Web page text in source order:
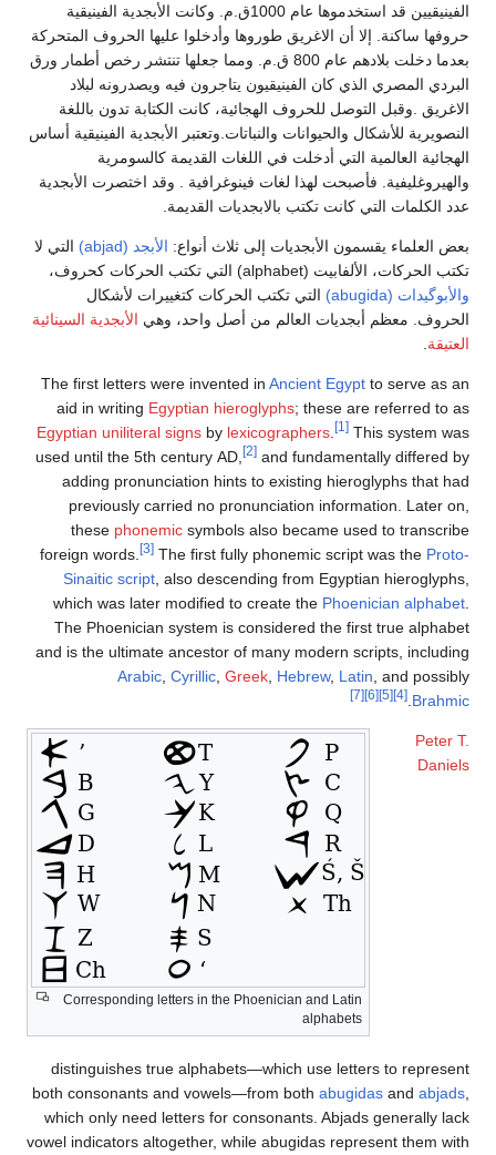
الفينيقيين قد استخدموها عام 1000ق.م. وكانت الأبجدية الفينيقية
حروفها ساكنة. إلا أن الاغريق طوروها وأدخلوا عليها الحروف المتحركة
بعدما دخلت بلادهم عام 800 ق.م. ومما جعلها تنتشر رخص أطمار ورق
البردي المصري الذي كان الفينيقيون يتاجرون فيه ويصدرونه لبلاد
الاغريق .وقبل التوصل للحروف الهجائية، كانت الكتابة تدون باللغة
النصويرية للأشكال والحيوانات والنباتات.وتعتبر الأبجدية الفينيقية أساس
الهجائية العالمية التي أدخلت في اللغات القديمة كالسومرية
والهيروغليفية. فأصبحت لهذا لغات فينوغرافية . وقد اختصرت الأبجدية
عدد الكلمات التي كانت تكتب بالابجديات القديمة.
بعض العلماء يقسمون الأبجديات إلى ثلاث أنواع: الأبجد (abjad)
التي لا
تكتب الحركات، الألفابيت (alphabet) التي تكتب الحركات كحروف،
والأبوگيدات (abugida)
التي تكتب الحركات كتغييرات لأشكال
الحروف. معظم أبجديات العالم من أصل واحد، وهي الأبجدية السينائية
العتيقة
The first letters were invented in Ancient Egypt to serve as an
aid in writing Egyptian hieroglyphs; these are referred to as
Egyptian uniliteral signs by lexicographers [1] This system was
used until the 5th century AD,
[2] and fundamentally differed by
adding pronunciation hints to existing hieroglyphs that had
previously carried no pronunciation information. Later on,
these phonemic symbols also became used to transcribe
foreign words.
[3] The first fully phonemic script was the Proto-
Sinaitic script , also descending from Egyptian hieroglyphs,
which was later modified to create the Phoenician alphabet
The Phoenician system is considered the first true alphabet
and is the ultimate ancestor of many modern scripts, including
Arabic Cyrillic Greek Hebrew, Latin , and possibly
Brahmic
[4]
[5]
[6]
[7]
Corresponding letters in the Phoenician and Latin
alphabets
Peter T.
Daniels
distinguishes true alphabets—which use letters to represent
both consonants and vowels—from both abugidas and abjads
which only need letters for consonants. Abjads generally lack
vowel indicators altogether, while abugidas represent them with